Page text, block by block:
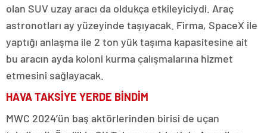
olan SUV uzay aracı da oldukça etkileyiciydi. Araç
astronotları ay yüzeyinde taşıyacak. Firma, SpaceX ile
yaptığı anlaşma ile 2 ton yük taşıma kapasitesine ait
bu aracın ayda koloni kurma çalışmalarına hizmet
etmesini sağlayacak.
HAVA TAKSİYE YERDE BİNDİM
MWC 2024’ün baş aktörlerinden birisi de uçan